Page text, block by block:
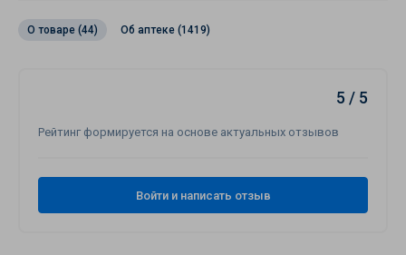
О товаре (44) Об аптеке (1419)
5 / 5
Рейтинг формируется на основе актуальных отзывов
Войти и написать отзыв